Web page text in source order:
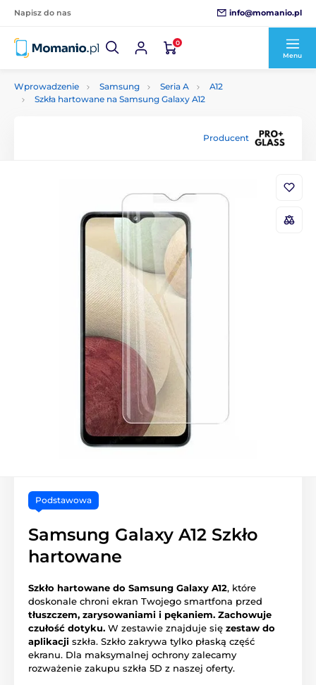
Napisz do nas info@momanio.pl
0
Menu
Wprowadzenie Samsung Seria A
A12
Szkła hartowane na Samsung Galaxy A12
Producent
Podstawowa
Samsung Galaxy A12 Szkło
hartowane
Szkło hartowane do Samsung Galaxy A12, które
doskonale chroni ekran Twojego smartfona przed
tłuszczem, zarysowaniami i pękaniem. Zachowuje
czułość dotyku. W zestawie znajduje się zestaw do
aplikacji szkła. Szkło zakrywa tylko płaską część
ekranu. Dla maksymalnej ochrony zalecamy
rozważenie zakupu szkła 5D z naszej oferty.